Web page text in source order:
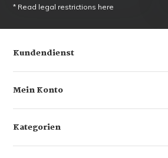
* Read legal restrictions here
Kundendienst
Mein Konto
Kategorien